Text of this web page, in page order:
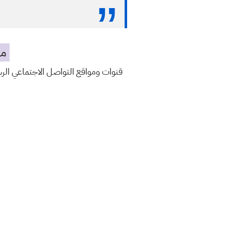
قنوات ومواقع التواصل الاجتماعي